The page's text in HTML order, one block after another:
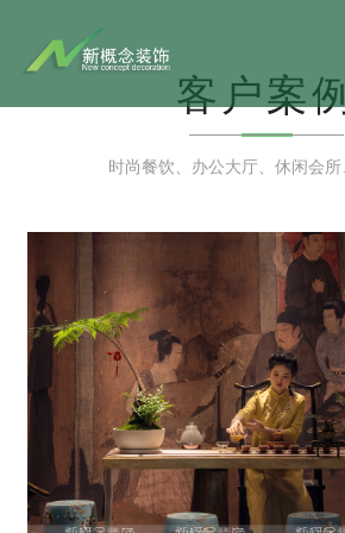
客户案
时尚餐饮、办公大厅、休闲会